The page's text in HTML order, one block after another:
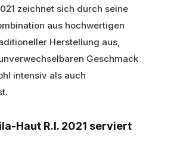
zeichnet sich durch seine
aus hochwertigen
Herstellung aus,
Geschmack
intensiv als auch
Haut R.I. 2021 serviert